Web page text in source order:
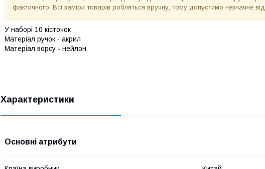
фактичного. Всі заміри товарів робляться вручну, тому допустимо незначне
У наборі 10 кісточок
Матеріал ручок - акрил
Матеріал ворсу - нейлон
Характеристики
Основні атрибути